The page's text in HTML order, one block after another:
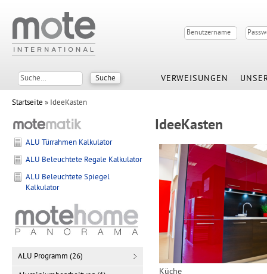
VERWEISUNGEN
Startseite » IdeeKasten
IdeeKasten
Küche
ALU Türrahmen Kalkulator
ALU Beleuchtete Regale Kalkulator
ALU Beleuchtete Spiegel
Kalkulator
ALU Programm (26)